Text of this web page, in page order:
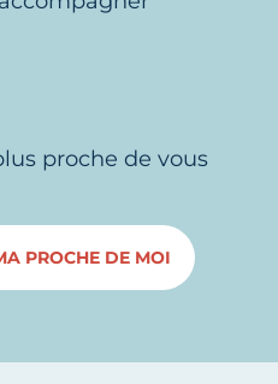
proche de vous
PROCHE DE MOI